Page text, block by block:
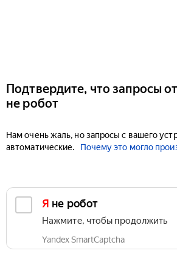
Подтвердите, что запросы
не робот
Нам очень жаль, но запросы с вашего
автоматические.
Почему это могло
Я не робот
Нажмите, чтобы продолжить
Yandex SmartCaptcha